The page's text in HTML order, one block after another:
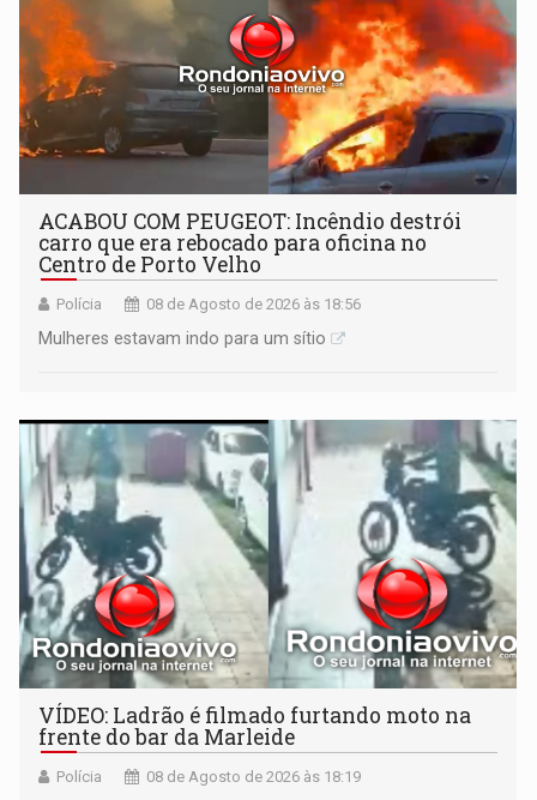
ACABOU COM PEUGEOT: Incêndio destrói
carro que era rebocado para oficina no
Centro de Porto Velho
Polícia 08 de Agosto de 2026 às 18:56
Mulheres estavam indo para um sítio
VÍDEO: Ladrão é filmado furtando moto na
frente do bar da Marleide
Polícia 08 de Agosto de 2026 às 18:19